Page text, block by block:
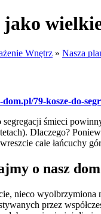
jako
Wnętrz » Nasza
79-kosze-do-
segregacji śmieci
Dlaczego?
całe łańcuchy
o nasz dom
nieco wyolbrzymiona
przez